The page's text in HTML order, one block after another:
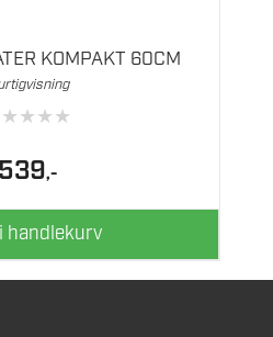
KOMPAKT 60CM
★★★★
539,-
handlekurv